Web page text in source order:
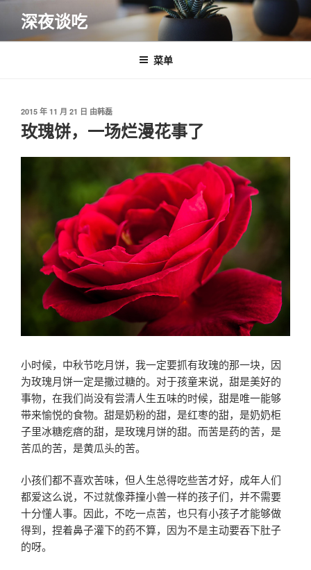
内
深夜谈吃
菜单
发
布
于
2015 年 11 月 21 日 由韩磊
玫瑰饼，一场烂漫花事了
小时候，中秋节吃月饼，我一定要抓有玫瑰的那一块，因
为玫瑰月饼一定是撒过糖的。对于孩童来说，甜是美好的
事物，在我们尚没有尝清人生五味的时候，甜是唯一能够
带来愉悦的食物。甜是奶粉的甜，是红枣的甜，是奶奶柜
子里冰糖疙瘩的甜，是玫瑰月饼的甜。而苦是药的苦，是
苦瓜的苦，是黄瓜头的苦。
小孩们都不喜欢苦味，但人生总得吃些苦才好，成年人们
都爱这么说，不过就像莽撞小兽一样的孩子们，并不需要
十分懂人事。因此，不吃一点苦，也只有小孩子才能够做
得到，捏着鼻子灌下的药不算，因为不是主动要吞下肚子
的呀。